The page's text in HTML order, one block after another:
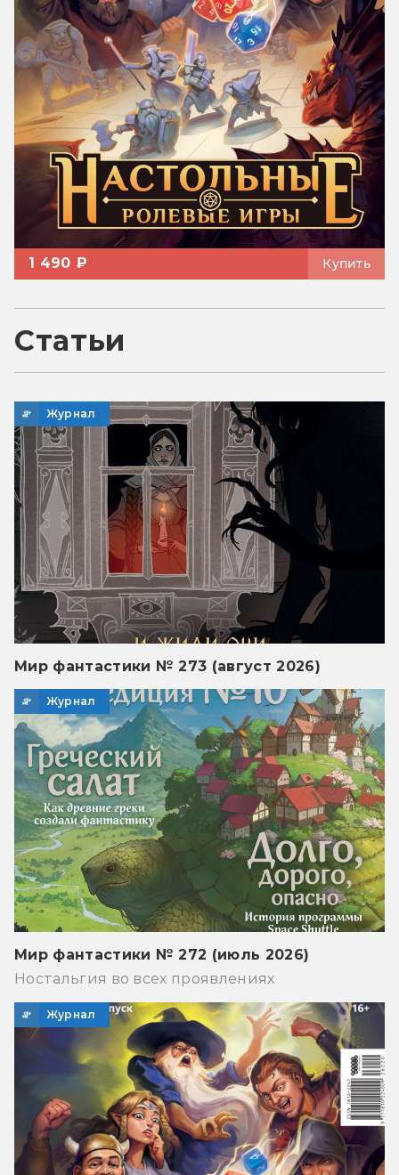
1 490 ₽ Купить
Статьи
Журнал
Мир фантастики № 273 (август 2026)
Журнал
Мир фантастики № 272 (июль 2026)
Ностальгия во всех проявлениях
Журнал